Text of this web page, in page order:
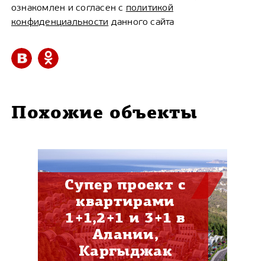
ознакомлен и согласен с политикой
конфиденциальности данного сайта
Похожие объекты
Супер проект с
квартирами
1+1,2+1 и 3+1 в
Алании,
Каргыджак